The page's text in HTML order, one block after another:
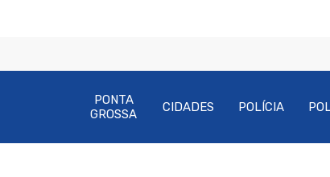
PONTA
GROSSA
CIDADES POLÍCIA